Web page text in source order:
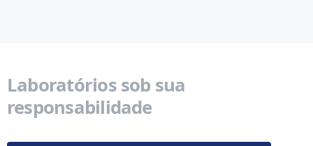
Laboratórios sob sua
responsabilidade